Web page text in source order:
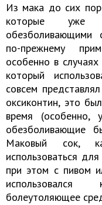
Из мака до сих
которые уже
обезболивающими
по-прежнему
особенно в
который
совсем
оксиконтин, это
время (особенно,
обезболивающие
Маковый сок,
использоваться
при этом с пивом
болеутоляющее